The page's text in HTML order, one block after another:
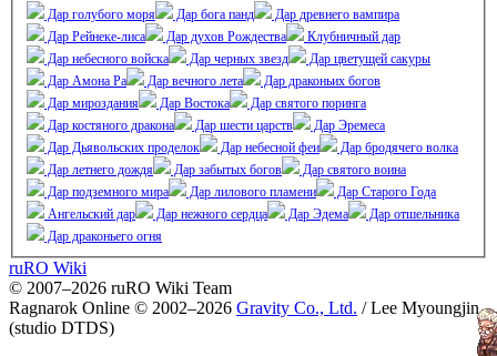
Дар голубого моря
Дар бога панд
Дар древнего вампира
Дар Рейнеке-лиса
Дар духов Рождества
Клубничный дар
Дар небесного войска
Дар черных звезд
Дар цветущей сакуры
Дар Амона Ра
Дар вечного лета
Дар драконьих богов
Дар мироздания
Дар Востока
Дар святого поринга
Дар костяного дракона
Дар шести царств
Дар Эремеса
Дар Дьявольских проделок
Дар небесной феи
Дар бродячего волка
Дар летнего дождя
Дар забытых богов
Дар святого воина
Дар подземного мира
Дар лилового пламени
Дар Старого Года
Ангельский дар
Дар нежного сердца Дар Эдема
Дар отшельника
Дар драконьего огня
ruRO Wiki
© 2007–2026 ruRO Wiki Team
Ragnarok Online © 2002–2026 Gravity Co., Ltd. /Lee Myoungjin
(studio DTDS)